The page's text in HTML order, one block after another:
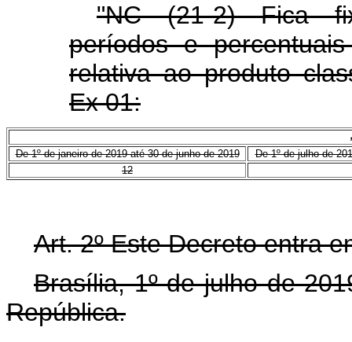
"NC (21-2) Fica
períodos e
relativa ao produto
Ex 01:
De 1º de janeiro de 2019 até 30 de junho de 2019
De 1º de julho de
12
Art. 2º Este Decreto entra
Brasília, 1º de julho de
República.